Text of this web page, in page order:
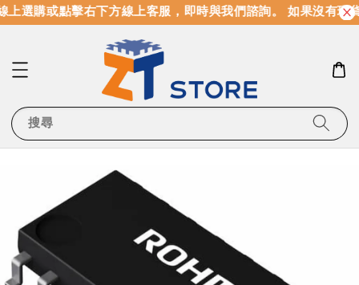
選購或點擊右下方線上客服，即時與我們諮詢。 如果沒有現
搜尋